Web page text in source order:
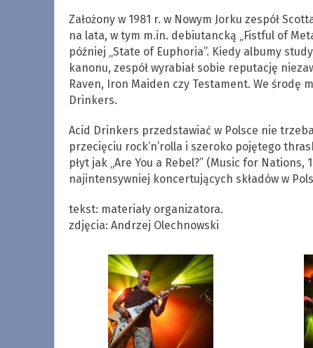
Założony w 1981 r. w Nowym Jorku zespół
na lata, w tym m.in. debiutancką „Fistful of
później „State of Euphoria”. Kiedy albumy
kanonu, zespół wyrabiał sobie reputację
Raven, Iron Maiden czy Testament. We środę
Drinkers.
Acid Drinkers przedstawiać w Polsce nie
przecięciu rock’n’rolla i szeroko pojętego
płyt jak „Are You a Rebel?” (Music for
najintensywniej koncertujących składów w
tekst: materiały organizatora.
zdjęcia: Andrzej Olechnowski